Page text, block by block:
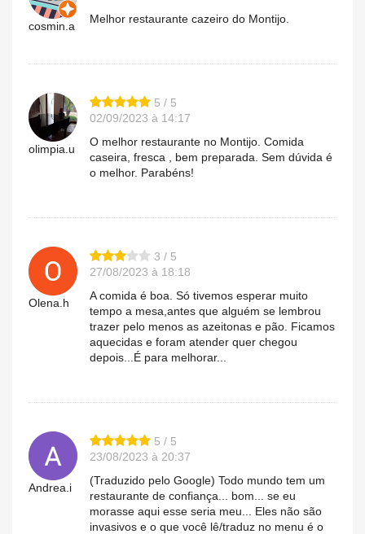
cosmin.a
Melhor restaurante cazeiro do Montijo.
olimpia.u
5 / 5
02/09/2023 à 14:17
O melhor restaurante no Montijo. Comida
caseira, fresca , bem preparada. Sem dúvida é
o melhor. Parabéns!
Olena.h
3 / 5
27/08/2023 à 18:18
A comida é boa. Só tivemos esperar muito
tempo a mesa,antes que alguém se lembrou
trazer pelo menos as azeitonas e pão. Ficamos
aquecidas e foram atender quer chegou
depois...É para melhorar...
Andrea.i
5 / 5
23/08/2023 à 20:37
(Traduzido pelo Google) Todo mundo tem um
restaurante de confiança... bom... se eu
morasse aqui esse seria meu... Eles não são
invasivos e o que você lê/traduz no menu é o